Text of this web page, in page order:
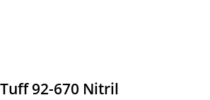
92-670 Nitril